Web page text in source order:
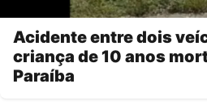
Acidente entre dois
criança de 10 anos
Paraíba